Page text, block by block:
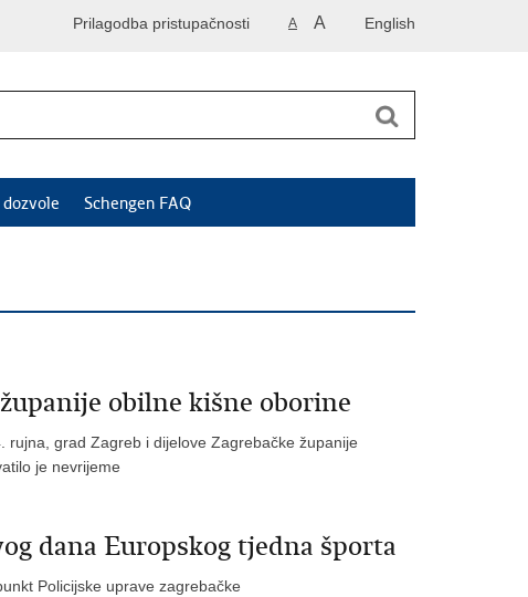
English
A A
Prilagodba pristupačnosti
dozvole Schengen FAQ
obilne kišne oborine
grad Zagreb i dijelove Zagrebačke županije
je nevrijeme
dana Europskog tjedna športa
Policijske uprave zagrebačke